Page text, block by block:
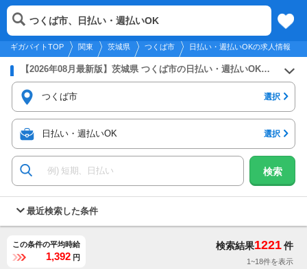
2026年8月9日更新
関東
メニュー
ギガバイトTOP 関東 茨城県 つくば市 日払い・週払いOKの求人情報
つくば市、日払い・週払いOK
【2026年08月最新版】茨城県 つくば市の日払い・週払いOKのバイト・アルバイト・パートの求人募集情報
つくば市 選択
日払い・週払いOK 選択
検索
最近検索した条件
この条件の平均時給
1,392 円
検索結果1221件
1~18件を表示